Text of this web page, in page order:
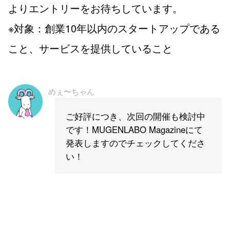
よりエントリーをお待ちしています。
※対象：創業10年以内のスタートアップである
こと、サービスを提供していること
めぇ〜ちゃん
ご好評につき、次回の開催も検討中
です！MUGENLABO Magazineにて
発表しますのでチェックしてくださ
い！